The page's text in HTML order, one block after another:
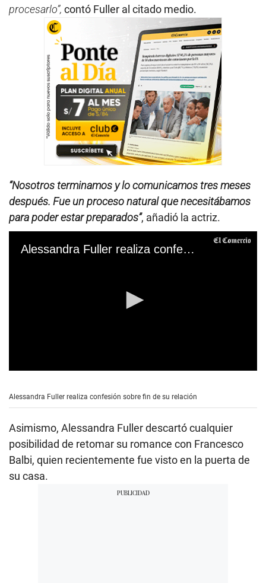
procesarlo”, contó Fuller al citado medio.
“Nosotros terminamos y lo comunicamos tres meses
después. Fue un proceso natural que necesitábamos
para poder estar preparados”, añadió la actriz.
Alessandra Fuller realiza confesión sobre fin de su relación
e
n
d
s
o
m
Alessandra Fuller realiza confesión sobre fin de su relación
Asimismo, Alessandra Fuller descartó cualquier
posibilidad de retomar su romance con Francesco
Balbi, quien recientemente fue visto en la puerta de
su casa.